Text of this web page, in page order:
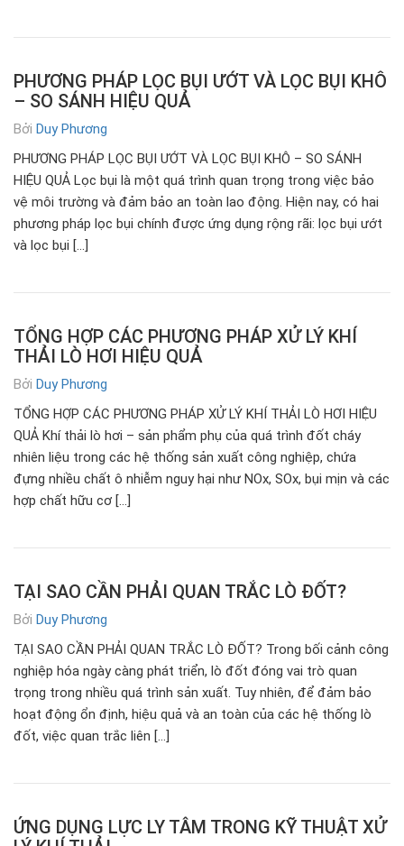
PHƯƠNG PHÁP LỌC BỤI ƯỚT VÀ LỌC BỤI KHÔ
– SO SÁNH HIỆU QUẢ
Bởi Duy Phương
PHƯƠNG PHÁP LỌC BỤI ƯỚT VÀ LỌC BỤI KHÔ – SO SÁNH
HIỆU QUẢ Lọc bụi là một quá trình quan trọng trong việc bảo
vệ môi trường và đảm bảo an toàn lao động. Hiện nay, có hai
phương pháp lọc bụi chính được ứng dụng rộng rãi: lọc bụi ướt
và lọc bụi […]
TỔNG HỢP CÁC PHƯƠNG PHÁP XỬ LÝ KHÍ
THẢI LÒ HƠI HIỆU QUẢ
Bởi Duy Phương
TỔNG HỢP CÁC PHƯƠNG PHÁP XỬ LÝ KHÍ THẢI LÒ HƠI HIỆU
QUẢ Khí thải lò hơi – sản phẩm phụ của quá trình đốt cháy
nhiên liệu trong các hệ thống sản xuất công nghiệp, chứa
đựng nhiều chất ô nhiễm nguy hại như NOx, SOx, bụi mịn và các
hợp chất hữu cơ […]
TẠI SAO CẦN PHẢI QUAN TRẮC LÒ ĐỐT?
Bởi Duy Phương
TẠI SAO CẦN PHẢI QUAN TRẮC LÒ ĐỐT? Trong bối cảnh công
nghiệp hóa ngày càng phát triển, lò đốt đóng vai trò quan
trọng trong nhiều quá trình sản xuất. Tuy nhiên, để đảm bảo
hoạt động ổn định, hiệu quả và an toàn của các hệ thống lò
đốt, việc quan trắc liên […]
ỨNG DỤNG LỰC LY TÂM TRONG KỸ THUẬT XỬ